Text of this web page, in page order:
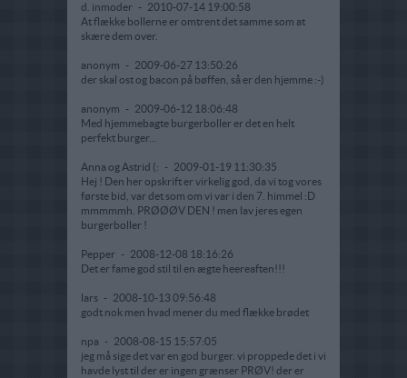
d. inmoder - 2010-07-14 19:00:58
At flække bollerne er omtrent det samme som at
skære dem over.
anonym - 2009-06-27 13:50:26
der skal ost og bacon på bøffen, så er den hjemme :-)
anonym - 2009-06-12 18:06:48
Med hjemmebagte burgerboller er det en helt
perfekt burger...
Anna og Astrid (: - 2009-01-19 11:30:35
Hej ! Den her opskrift er virkelig god, da vi tog vores
første bid, var det som om vi var i den 7. himmel :D
mmmmmh. PRØØØV DEN ! men lav jeres egen
burgerboller !
Pepper - 2008-12-08 18:16:26
Det er fame god stil til en ægte heereaften!!!
lars - 2008-10-13 09:56:48
godt nok men hvad mener du med flække brødet
npa - 2008-08-15 15:57:05
jeg må sige det var en god burger. vi proppede det i vi
havde lyst til der er ingen grænser PRØV! der er